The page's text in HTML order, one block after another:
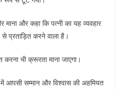
माना और कहा कि पत्नी का यह व्यवहार
प्रताड़ित करने वाला है।
भी क्रूरता माना जाएगा।
आपसी सम्मान और विश्वास की अहमियत